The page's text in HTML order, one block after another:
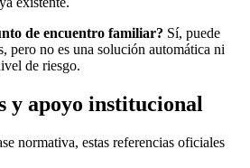
de encuentro familiar? Sí, puede
pero no es una solución automática ni
de riesgo.
y apoyo institucional
normativa, estas referencias oficiales